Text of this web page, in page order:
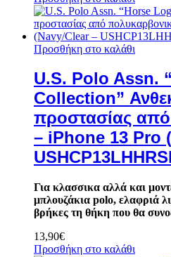
Προσθήκη στο καλάθι
U.S. Polo Assn.
Collection”
προστασίας
– iPhone 13 Pro
Για κλασσικα αλλά και
μπλουζάκια polo, ελαφριά
βρήκες τη θήκη που θα
13,90€
Προσθήκη στο καλάθι